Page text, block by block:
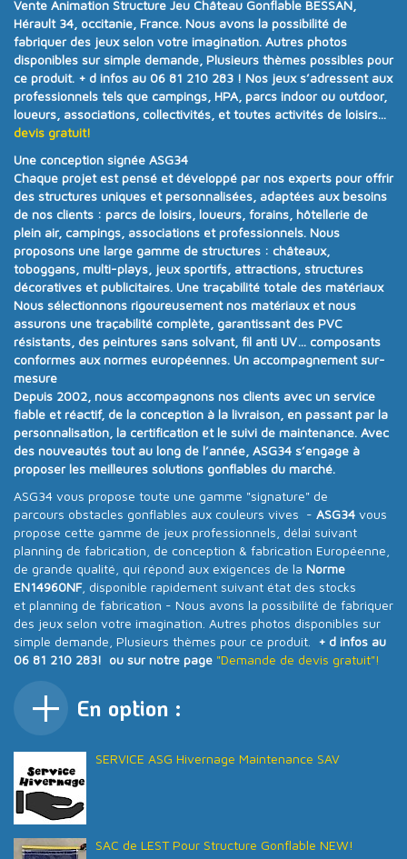
Vente Animation Structure Jeu Château Gonflable BESSAN,
Hérault 34, occitanie, France. Nous avons la possibilité de
fabriquer des jeux selon votre imagination. Autres photos
disponibles sur simple demande, Plusieurs thèmes possibles pour
ce produit. + d infos au 06 81 210 283 ! Nos jeux s’adressent aux
professionnels tels que campings, HPA, parcs indoor ou outdoor,
loueurs, associations, collectivités, et toutes activités de loisirs...
devis gratuit!
Une conception signée ASG34
Chaque projet est pensé et développé par nos experts pour offrir
des structures uniques et personnalisées , adaptées aux besoins
de nos clients : parcs de loisirs, loueurs, forains, hôtellerie de
plein air, campings, associations et professionnels. Nous
proposons une large gamme de structures : châteaux,
toboggans, multi-plays, jeux sportifs, attractions, structures
décoratives et publicitaires. Une traçabilité totale des matériaux
Nous sélectionnons rigoureusement nos matériaux et nous
assurons une traçabilité complète , garantissant des PVC
résistants, des peintures sans solvant, fil anti UV… composants
conformes aux normes européennes. Un accompagnement sur-
mesure
Depuis 2002 , nous accompagnons nos clients avec un service
fiable et réactif, de la conception à la livraison, en passant par la
personnalisation, la certification et le suivi de maintenance. Avec
des nouveautés tout au long de l’année , ASG34 s’engage à
proposer les meilleures solutions gonflables du marché.
ASG34 vous propose toute une gamme "signature" de
parcours obstacles gonflables aux couleurs vives - ASG34 vous
propose cette gamme de jeux professionnels, délai suivant
planning de fabrication, de conception & fabrication Européenne,
de grande qualité, qui répond aux exigences de la Norme
EN14960NF, disponible rapidement suivant état des stocks
et planning de fabrication - Nous avons la possibilité de fabriquer
des jeux selon votre imagination. Autres photos disponibles sur
simple demande, Plusieurs thèmes pour ce produit.
+ d infos au
06 81 210 283! ou sur notre page "Demande de devis gratuit"!
En option :
SERVICE ASG Hivernage Maintenance SAV
SAC de LEST Pour Structure Gonflable NEW!